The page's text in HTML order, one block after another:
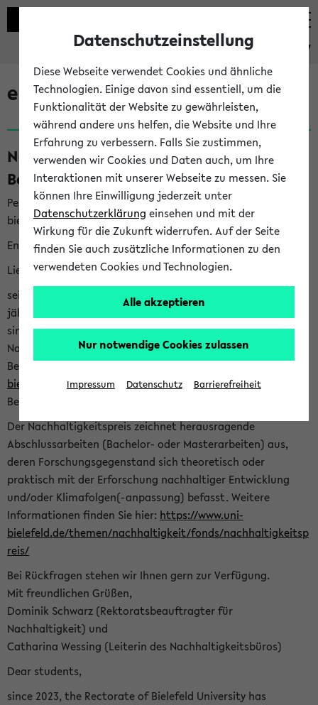
eKVV
eKVV News
Nachhaltigkeitspreis 2026:
Bewerbungsphase gestartet (06.08.26)
Per E-Mail eingestellt von nachhaltigkeitsbuero@uni-
bielefeld.de an den Verteiler 'Alle Studierenden':
English version below
Liebe Studierende,
seit 2023 verleiht das Rektorat der Universität Bielefeld
jährlich den Nachhaltigkeitspreis für Abschlussarbeiten. Sie
sind herzlich eingeladen sich mit Ihrer Abschlussarbeit beim
Nachhaltigkeitsbüro zu bewerben. Bitte nutzen Sie für Ihre
Bewerbung dieses Formular<https://formulare.uni-
bielefeld.de/frontend-server/form/provide/913/>. Die
Bewerbungsfrist endet am 30.09.2026.
Der Nachhaltigkeitspreis zeichnet herausragende
Abschlussarbeiten (Bachelor- oder Masterarbeiten) aus,
deren Forschungsgegenstand sich theoretisch oder
praktisch mit der Erforschung nachhaltiger Entwicklung
und/oder Klimafolgen(-anpassung) befasst. Weitere
Informationen finden Sie hier: https://www.uni-
bielefeld.de/themen/nachhaltigkeit/fonds/nachhaltigkeitsp
reis/
Bei Rückfragen stehen wir Ihnen gern zur Verfügung.
Mit freundlichen Grüßen,
Dominik Schwarz (Rektoratsbeauftragter für
Nachhaltigkeit) und
Catharina Wessing (Leiterin des Nachhaltigkeitsbüros)
Dear students,
since 2023, the Rectorate of Bielefeld University has
Datenschutzeinstellung
Diese Webseite verwendet Cookies und ähnliche
Technologien. Einige davon sind essentiell, um die
Funktionalität der Website zu gewährleisten,
während andere uns helfen, die Website und Ihre
Erfahrung zu verbessern. Falls Sie zustimmen,
verwenden wir Cookies und Daten auch, um Ihre
Interaktionen mit unserer Webseite zu messen. Sie
können Ihre Einwilligung jederzeit unter
Datenschutzerklärung einsehen und mit der
Wirkung für die Zukunft widerrufen. Auf der Seite
finden Sie auch zusätzliche Informationen zu den
verwendeten Cookies und Technologien.
Alle akzeptieren
Nur notwendige Cookies zulassen
Impressum Datenschutz Barrierefreiheit